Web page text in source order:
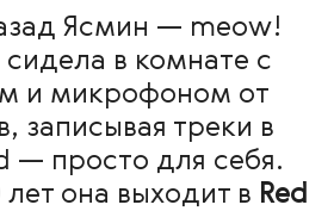
Ясмин — meow!
в комнате с
и микрофоном от
записывая треки в
— просто для себя.
она выходит в Red